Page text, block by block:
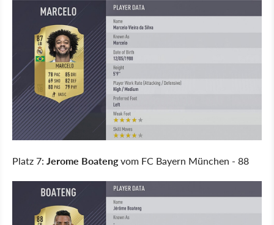
Platz 7: Jerome Boatengvom FC Bayern München - 88